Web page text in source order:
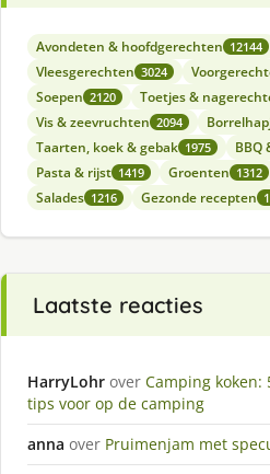
Avondeten & hoofdgerechten 12144
Vleesgerechten 3024
Soepen 2120 Toetjes &
Vis & zeevruchten 2094
Taarten, koek & gebak 1975 BBQ
Pasta & rijst 1419 Groenten 1312
Salades 1216 Gezonde recepten
Laatste reacties
HarryLohr over Camping koken:
tips voor op de camping
anna over Pruimenjam met